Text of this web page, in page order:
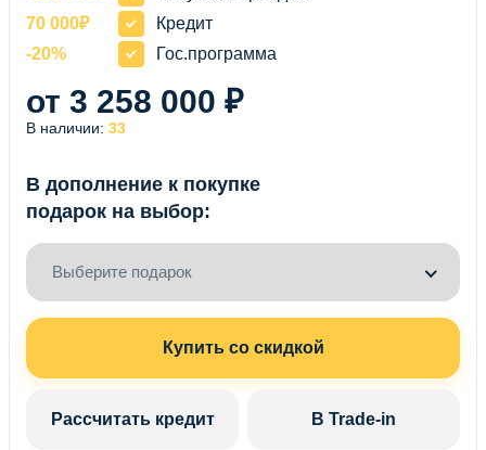
70 000₽
Кредит
-20%
Гос.программа
от 3 258 000 ₽
В наличии: 33
В дополнение к покупке
подарок на выбор:
Выберите подарок
Купить со скидкой
Рассчитать кредит В Trade-in